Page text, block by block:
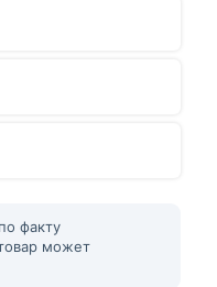
факту
может